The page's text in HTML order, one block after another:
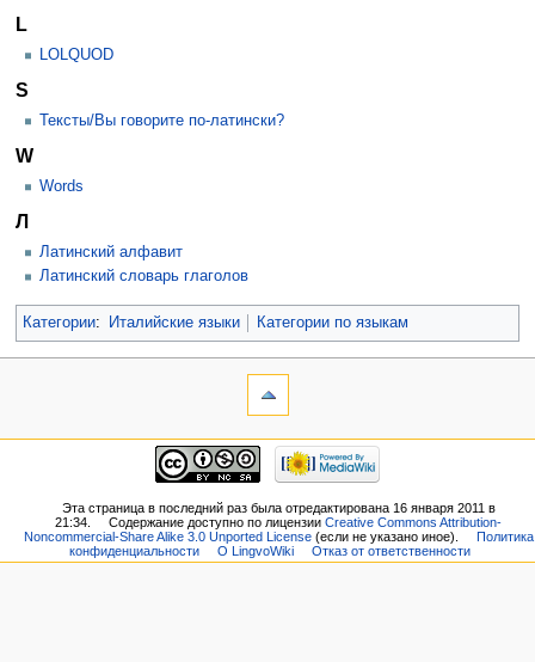
L
LOLQUOD
S
Тексты/Вы говорите по-латински?
W
Words
Л
Латинский алфавит
Латинский словарь глаголов
Категории: Италийские языки Категории по языкам
Эта страница в последний раз была отредактирована 16 января 2011 в
21:34.
Содержание доступно по лицензииCreative Commons Attribution-
Noncommercial-Share Alike 3.0 Unported License(если не указано иное).
Политика
конфиденциальности
О LingvoWiki Отказ от ответственности